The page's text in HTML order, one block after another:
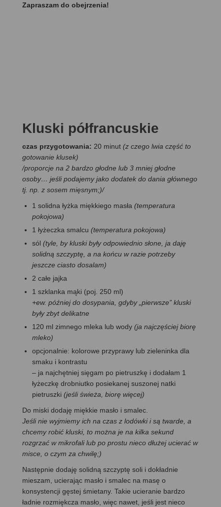
Zapraszam do obejrzenia!
Kluski półfrancuskie
czas przygotowania: 20 minut (z czego lwia część to
gotowanie klusek)
/proporcje na 2 bardzo głodne lub 3 mniej głodne
osoby… jeśli podajemy jako dodatek do dania głównego
tj. np. z sosem mięsnym;)/
1 solidna łyżka miękkiego masła (temperatura
pokojowa)
1 łyżeczka smalcu (temperatura pokojowa)
sól (tyle, by kluski były odpowiednio słone, ja daję
solidną szczyptę, a na końcu w razie potrzeby
jeszcze ciasto dosalam)
2 całe jajka
1 szklanka mąki (poj. 250 ml)
+ew. później do dosypania, gdyby „pierwsze” kluski
były zbyt delikatne
120 ml zimnego mleka lub wody (ja najczęściej biorę
mleko)
opcjonalnie: kolorowe przyprawy lub zieleninka dla
smaku i kontrastu
– ja najchętniej sięgam po pietruszkę i dodałam 1
łyżeczkę drobniutko posiekanej suszonej natki
pietruszki (jeśli świeża, biorę więcej)
Do miski dodaję miękkie masło i smalec.
Jeśli nie wyjmiemy ich na czas z lodówki i są twarde, a
chcemy robić kluski, to można je na kilka sekund
rozgrzać w mikrofali lub po prostu nieco dłużej ucierać w
misce, o czym za chwilę;)
Następnie dodaję solidną szczyptę soli i dokładnie
mieszam, ucierając masło i smalec na masę o
konsystencji gęstej śmietany. Takie ucieranie bardzo
ładnie rozmiękcza masło, więc nawet, jeśli jest nieco